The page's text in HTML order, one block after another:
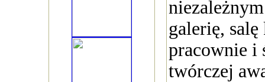
galerię,
pracownie i
twórczej